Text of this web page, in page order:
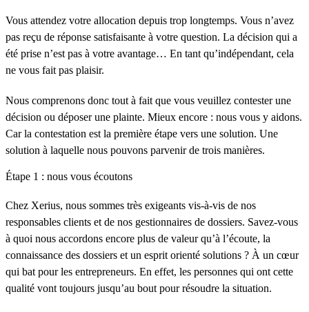
Vous attendez votre allocation depuis trop longtemps. Vous n’avez
pas reçu de réponse satisfaisante à votre question. La décision qui a
été prise n’est pas à votre avantage… En tant qu’indépendant, cela
ne vous fait pas plaisir.
Nous comprenons donc tout à fait que vous veuillez contester une
décision ou déposer une plainte. Mieux encore : nous vous y aidons.
Car la contestation est la première étape vers une solution. Une
solution à laquelle nous pouvons parvenir de trois manières.
Étape 1 : nous vous écoutons
Chez Xerius, nous sommes très exigeants vis-à-vis de nos
responsables clients et de nos gestionnaires de dossiers. Savez-vous
à quoi nous accordons encore plus de valeur qu’à l’écoute, la
connaissance des dossiers et un esprit orienté solutions ? À un cœur
qui bat pour les entrepreneurs. En effet, les personnes qui ont cette
qualité vont toujours jusqu’au bout pour résoudre la situation.